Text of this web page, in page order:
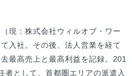
現：株式会社ウィルオブ・ワー
入社。その後、法人営業を経て
最高売上と最高利益を記録。201
者として、首都圏エリアの派遣入